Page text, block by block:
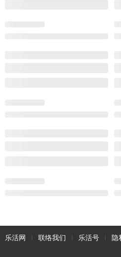
乐活网 联络我们 乐活号 隐